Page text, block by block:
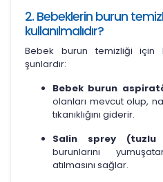
2. Bebeklerin burun
kullanılmalıdır?
Bebek burun temizliği için
şunlardır:
Bebek burun
olanları mevcut olup,
tıkanıklığını giderir.
Salin sprey (tuzlu
burunlarını
atılmasını sağlar.